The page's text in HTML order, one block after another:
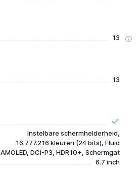
13
13
Instelbare schermhelderheid,
16.777.216 kleuren (24 bits), Fluid
AMOLED, DCI-P3, HDR10+, Schermgat
6.7 inch